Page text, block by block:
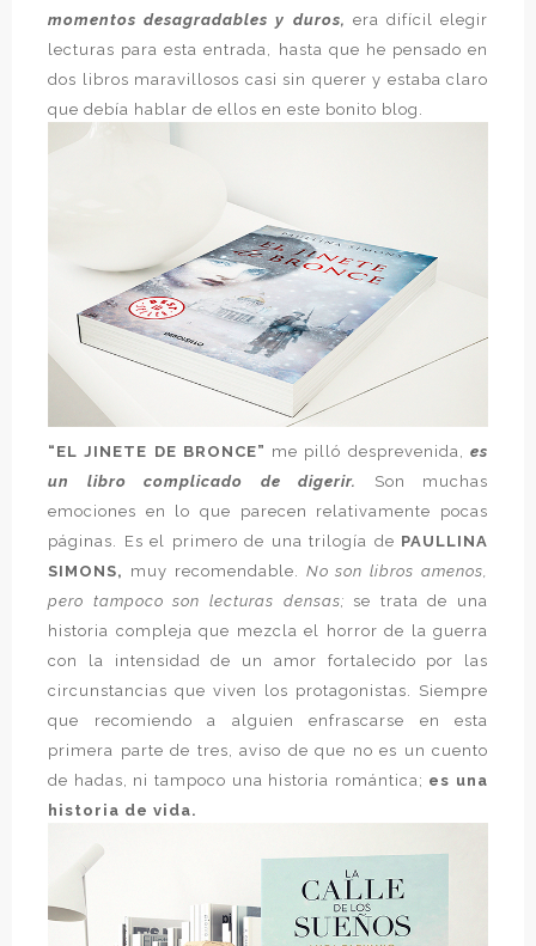
momentos desagradables y duros, era difícil elegir
lecturas para esta entrada, hasta que he pensado en
dos libros maravillosos casi sin querer y estaba claro
que debía hablar de ellos en este bonito blog.
“EL JINETE DE BRONCE” me pilló desprevenida,es
un libro complicado de digerir.
Son muchas
emociones en lo que parecen relativamente pocas
páginas. Es el primero de una trilogía de PAULLINA
SIMONS, muy recomendable. No son libros amenos,
pero tampoco son lecturas densas; se trata de una
historia compleja que mezcla el horror de la guerra
con la intensidad de un amor fortalecido por las
circunstancias que viven los protagonistas. Siempre
que recomiendo a alguien enfrascarse en esta
primera parte de tres, aviso de que no es un cuento
de hadas, ni tampoco una historia romántica; es una
historia de vida.